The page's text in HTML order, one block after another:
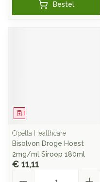
Bestel
Geneesmiddel
Opella Healthcare
Bisolvon Droge Hoest
2mg/ml Siroop 180ml
€ 11,11